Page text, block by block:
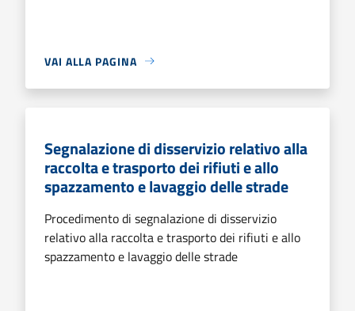
VAI ALLA PAGINA
Segnalazione di disservizio relativo alla
raccolta e trasporto dei rifiuti e allo
spazzamento e lavaggio delle strade
Procedimento di segnalazione di disservizio
relativo alla raccolta e trasporto dei rifiuti e allo
spazzamento e lavaggio delle strade